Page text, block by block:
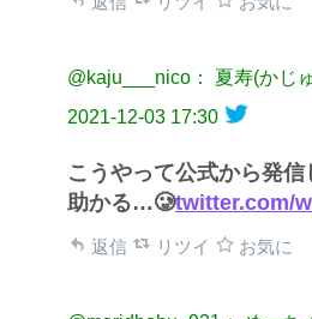
@kaju___nico： 夏寿(かじ
2021-12-03 17:30
こうやって公式から発
助かる…🥲twitter.com/
返信 リツイ お気に